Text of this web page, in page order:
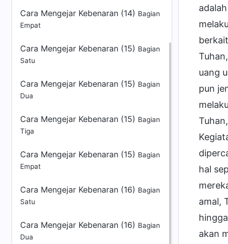
Cara Mengejar Kebenaran (14) Bagian
Empat
Cara Mengejar Kebenaran (15) Bagian
Satu
Cara Mengejar Kebenaran (15) Bagian
Dua
Cara Mengejar Kebenaran (15) Bagian
Tiga
Cara Mengejar Kebenaran (15) Bagian
Empat
Cara Mengejar Kebenaran (16) Bagian
Satu
Cara Mengejar Kebenaran (16) Bagian
Dua
uang
pun
hal
amal,
akan